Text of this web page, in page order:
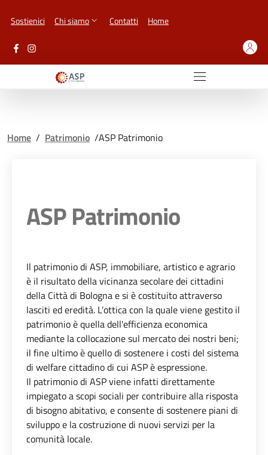
Sostienici Chi siamo Contatti Home
Home / Patrimonio /ASP Patrimonio
ASP Patrimonio
Il patrimonio di ASP, immobiliare, artistico e agrario
è il risultato della vicinanza secolare dei cittadini
della Città di Bologna e si è costituito attraverso
lasciti ed eredità. L’ottica con la quale viene gestito il
patrimonio è quella dell'efficienza economica
mediante la collocazione sul mercato dei nostri beni;
il fine ultimo è quello di sostenere i costi del sistema
di welfare cittadino di cui ASP è espressione.
Il patrimonio di ASP viene infatti direttamente
impiegato a scopi sociali per contribuire alla risposta
di bisogno abitativo, e consente di sostenere piani di
sviluppo e la costruzione di nuovi servizi per la
comunità locale.